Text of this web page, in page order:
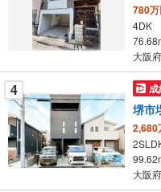
780
4DK
大阪
4 成
堺市
2,680
大阪